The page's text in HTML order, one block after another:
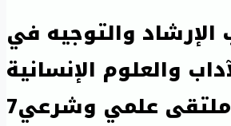
الإرشاد والتوجيه في
والعلوم الإنسانية
ملتقى علمي وشرعي7